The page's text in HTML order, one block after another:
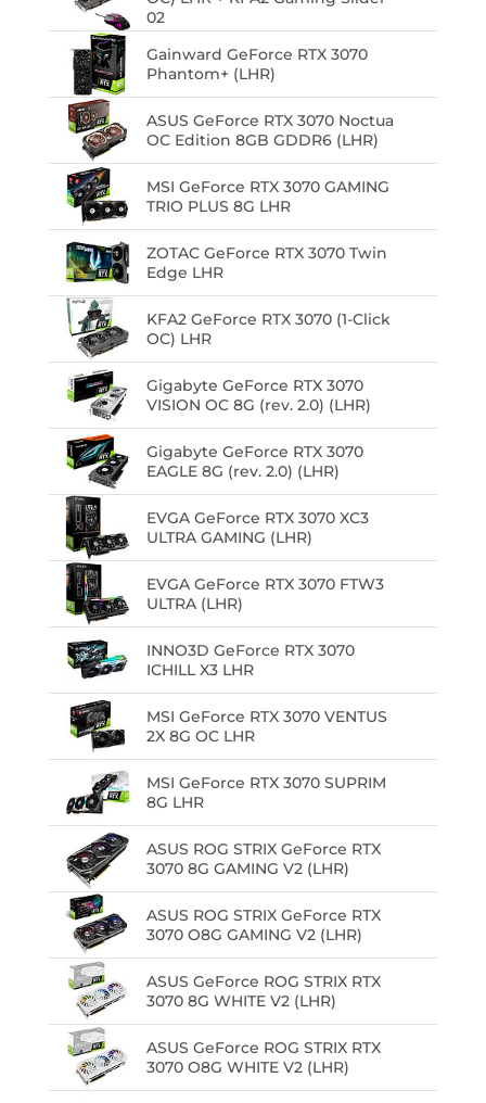
02
Gainward GeForce RTX 3070
Phantom+ (LHR)
ASUS GeForce RTX 3070 Noctua
OC Edition 8GB GDDR6 (LHR)
MSI GeForce RTX 3070 GAMING
TRIO PLUS 8G LHR
ZOTAC GeForce RTX 3070 Twin
Edge LHR
KFA2 GeForce RTX 3070 (1-Click
OC) LHR
Gigabyte GeForce RTX 3070
VISION OC 8G (rev. 2.0) (LHR)
Gigabyte GeForce RTX 3070
EAGLE 8G (rev. 2.0) (LHR)
EVGA GeForce RTX 3070 XC3
ULTRA GAMING (LHR)
EVGA GeForce RTX 3070 FTW3
ULTRA (LHR)
INNO3D GeForce RTX 3070
ICHILL X3 LHR
MSI GeForce RTX 3070 VENTUS
2X 8G OC LHR
MSI GeForce RTX 3070 SUPRIM
8G LHR
ASUS ROG STRIX GeForce RTX
3070 8G GAMING V2 (LHR)
ASUS ROG STRIX GeForce RTX
3070 O8G GAMING V2 (LHR)
ASUS GeForce ROG STRIX RTX
3070 8G WHITE V2 (LHR)
ASUS GeForce ROG STRIX RTX
3070 O8G WHITE V2 (LHR)